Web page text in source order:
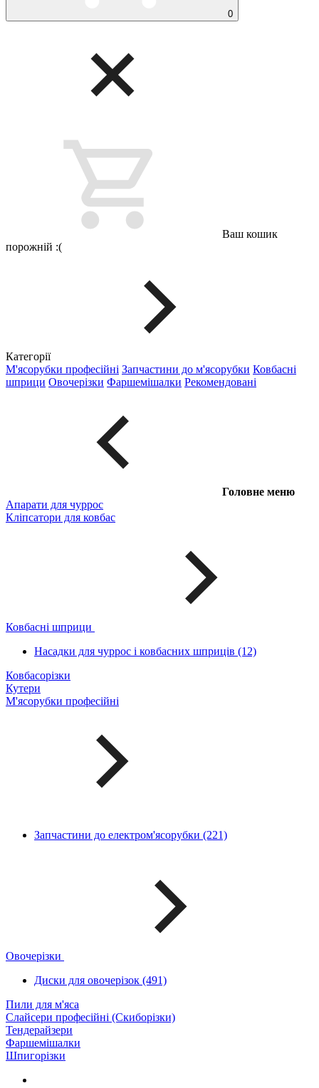
0
Ваш кошик
порожній :(
Категорії
М'ясорубки професійні Запчастини до м'ясорубки Ковбасні
шприци Овочерізки Фаршемішалки Рекомендовані
Головне меню
Апарати для чуррос
Кліпсатори для ковбас
Ковбасні шприци
Насадки для чуррос і ковбасних шприців (12)
Ковбасорізки
Кутери
М'ясорубки професійні
Запчастини до електром'ясорубки (221)
Овочерізки
Диски для овочерізок (491)
Пили для м'яса
Слайсери професійні (Скиборізки)
Тендерайзери
Фаршемішалки
Шпигорізки